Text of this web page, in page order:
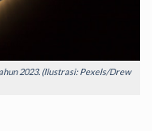
2023. (Ilustrasi: Pexels/Drew